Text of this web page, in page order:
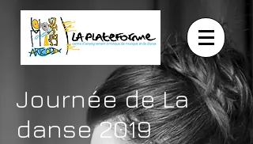
Journée de La
danse 2019